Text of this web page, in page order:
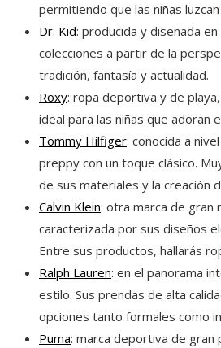
permitiendo que las niñas
Dr. Kid: producida y diseñada
colecciones a partir de la
tradición, fantasía y actualidad.
Roxy: ropa deportiva y de
ideal para las niñas que adoran
Tommy Hilfiger: conocida a
preppy con un toque clásico.
de sus materiales y la creación
Calvin Klein: otra marca de gran
caracterizada por sus diseños
Entre sus productos, hallarás
Ralph Lauren: en el panorama
estilo. Sus prendas de alta
opciones tanto formales como
Puma: marca deportiva de gran